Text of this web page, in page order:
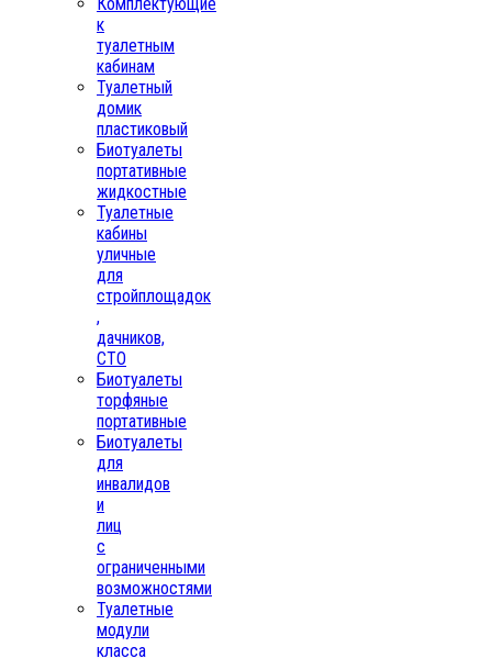
к
туалетным
кабинам
Туалетный
домик
пластиковый
Биотуалеты
портативные
жидкостные
Туалетные
кабины
уличные
для
стройплощадок
,
дачников,
СТО
Биотуалеты
торфяные
портативные
Биотуалеты
для
инвалидов
и
лиц
с
ограниченными
возможностями
Туалетные
модули
класса